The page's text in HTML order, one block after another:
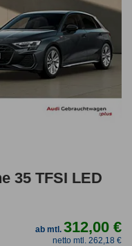
35 TFSI LED
ab mtl.312,00 €
netto mtl. 262,18 €